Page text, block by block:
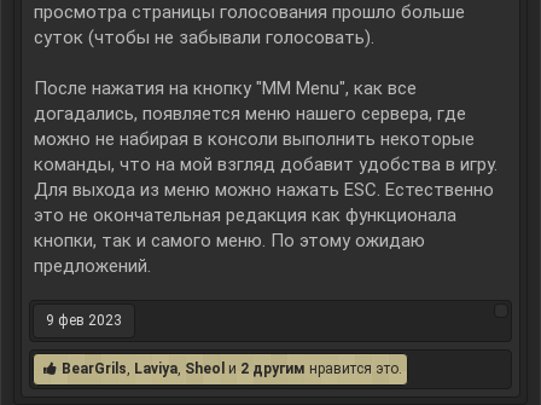
просмотра страницы голосования прошло больше
суток (чтобы не забывали голосовать).
После нажатия на кнопку "MM Menu", как все
догадались, появляется меню нашего сервера, где
можно не набирая в консоли выполнить некоторые
команды, что на мой взгляд добавит удобства в игру.
Для выхода из меню можно нажать ESC. Естественно
это не окончательная редакция как функционала
кнопки, так и самого меню. По этому ожидаю
предложений.
9 фев 2023
BearGrils, Laviya, Sheol и 2 другим нравится это.